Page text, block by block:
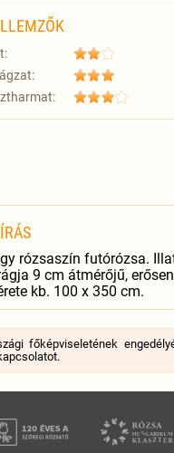
rózsaszín futórózsa.
9 cm átmérőjű,
kb. 100 x 350 cm.
főképviseletének